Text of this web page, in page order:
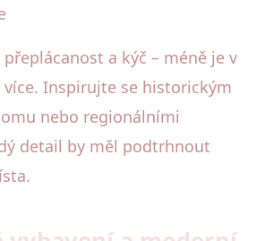
a kýč – méně je v
Inspirujte se historickým
nebo regionálními
detail by měl podtrhnout